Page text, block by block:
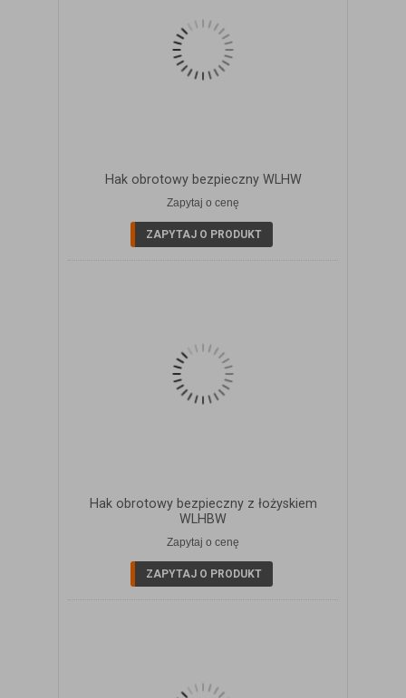
Hak obrotowy bezpieczny WLHW
Zapytaj o cenę
ZAPYTAJ O PRODUKT
ZOBACZ SZCZEGÓŁY
Hak obrotowy bezpieczny z łożyskiem
WLHBW
Zapytaj o cenę
ZAPYTAJ O PRODUKT
ZOBACZ SZCZEGÓŁY